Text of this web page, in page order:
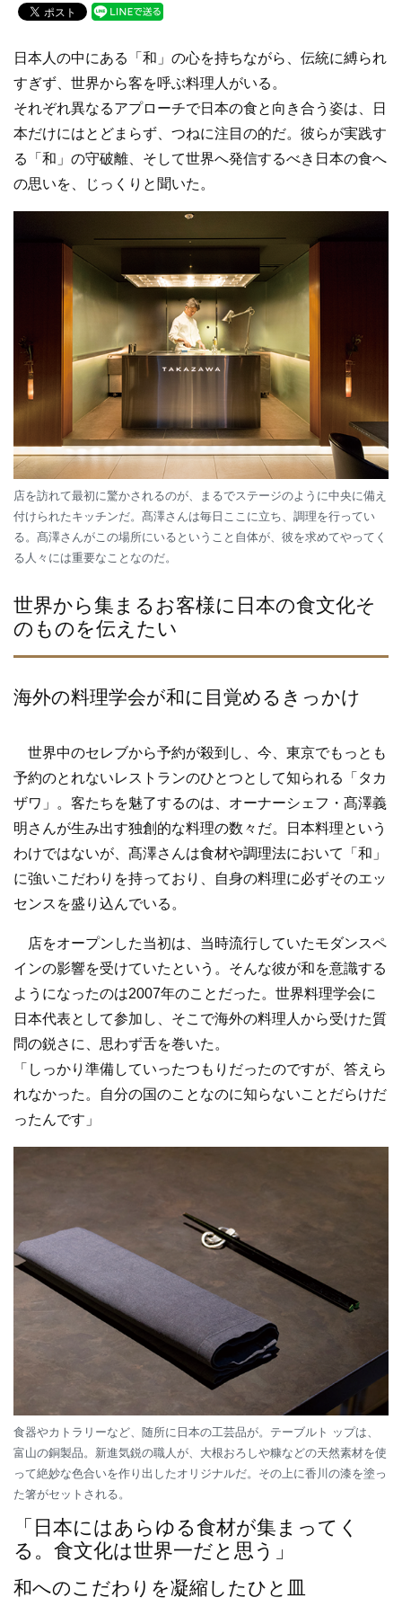
c
e
b
o
o
k
tt
er
e
日本人の中にある「和」の心を持ちながら、伝統に縛られ
すぎず、世界から客を呼ぶ料理人がいる。
それぞれ異なるアプローチで日本の食と向き合う姿は、日
本だけにはとどまらず、つねに注目の的だ。彼らが実践す
る「和」の守破離、そして世界へ発信するべき日本の食へ
の思いを、じっくりと聞いた。
店を訪れて最初に驚かされるのが、まるでステージのように中央に備え
付けられたキッチンだ。髙澤さんは毎日ここに立ち、調理を行ってい
る。髙澤さんがこの場所にいるということ自体が、彼を求めてやってく
る人々には重要なことなのだ。
世界から集まるお客様に日本の食文化そ
のものを伝えたい
海外の料理学会が和に目覚めるきっかけ
世界中のセレブから予約が殺到し、今、東京でもっとも
予約のとれないレストランのひとつとして知られる「タカ
ザワ」。客たちを魅了するのは、オーナーシェフ・髙澤義
明さんが生み出す独創的な料理の数々だ。日本料理という
わけではないが、髙澤さんは食材や調理法において「和」
に強いこだわりを持っており、自身の料理に必ずそのエッ
センスを盛り込んでいる。
店をオープンした当初は、当時流行していたモダンスペ
インの影響を受けていたという。そんな彼が和を意識する
ようになったのは2007年のことだった。世界料理学会に
日本代表として参加し、そこで海外の料理人から受けた質
問の鋭さに、思わず舌を巻いた。
「しっかり準備していったつもりだったのですが、答えら
れなかった。自分の国のことなのに知らないことだらけだ
ったんです」
食器やカトラリーなど、随所に日本の工芸品が。テーブルト ップは、
富山の銅製品。新進気鋭の職人が、大根おろしや糠などの天然素材を使
って絶妙な色合いを作り出したオリジナルだ。その上に香川の漆を塗っ
た箸がセットされる。
「日本にはあらゆる食材が集まってく
る。食文化は世界一だと思う」
和へのこだわりを凝縮したひと皿